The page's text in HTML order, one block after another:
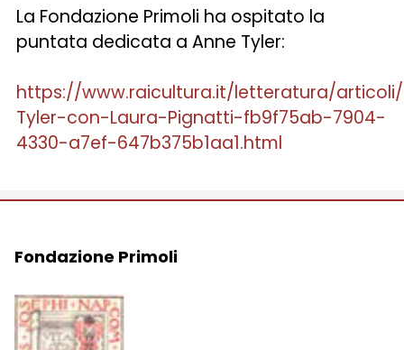
La Fondazione Primoli ha ospitato la
puntata dedicata a Anne Tyler:
https://www.raicultura.it/letteratura/
Tyler-con-Laura-Pignatti-fb9f75ab-7904-
4330-a7ef-647b375b1aa1.html
Fondazione Primoli